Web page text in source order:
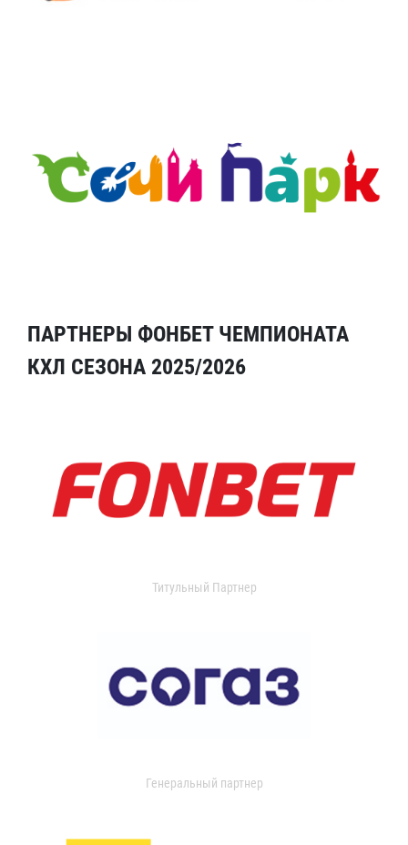
ПАРТНЕРЫ ФОНБЕТ ЧЕМПИОНАТА
КХЛ СЕЗОНА 2025/2026
Титульный Партнер
Генеральный партнер